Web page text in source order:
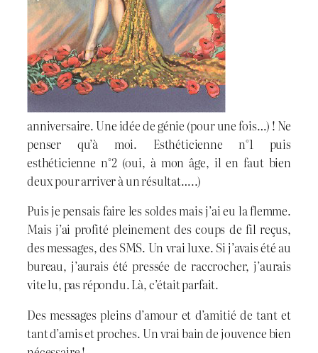
anniversaire. Une idée de génie (pour une fois…) ! Ne
penser qu’à moi. Esthéticienne n°1 puis
esthéticienne n°2 (oui, à mon âge, il en faut bien
deux pour arriver à un résultat…..)
Puis je pensais faire les soldes mais j’ai eu la flemme.
Mais j’ai profité pleinement des coups de fil reçus,
des messages, des SMS. Un vrai luxe. Si j’avais été au
bureau, j’aurais été pressée de raccrocher, j’aurais
vite lu, pas répondu. Là, c’était parfait.
Des messages pleins d’amour et d’amitié de tant et
tant d’amis et proches. Un vrai bain de jouvence bien